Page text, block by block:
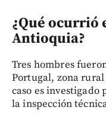
¿Qué ocurrió
Antioquia?
Tres hombres
Portugal, zona
caso es
la inspección